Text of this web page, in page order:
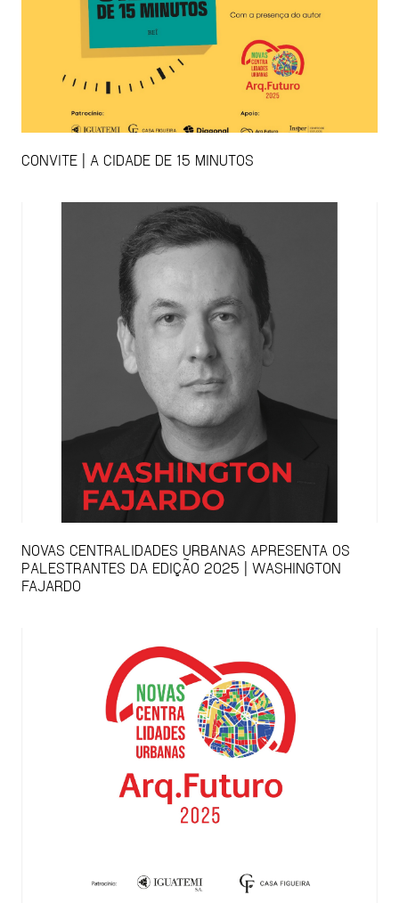
CONVITE | A CIDADE DE 15 MINUTOS
NOVAS CENTRALIDADES URBANAS APRESENTA OS
PALESTRANTES DA EDIÇÃO 2025 | WASHINGTON
FAJARDO